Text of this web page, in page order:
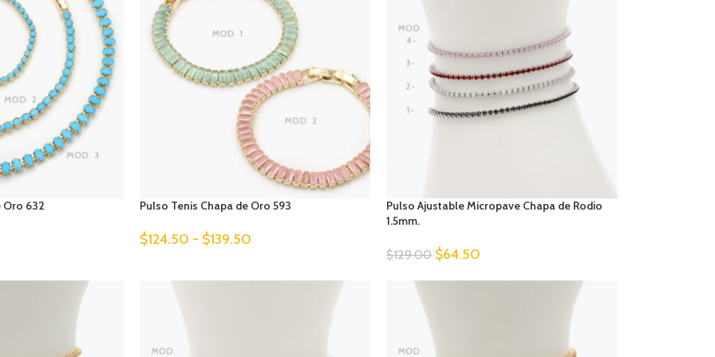
Oro 632 Pulso Tenis Chapa de Oro 593
$124.50 - $139.50
Pulso Ajustable Micropave Chapa de Rodio
1.5mm.
$129.00 $64.50